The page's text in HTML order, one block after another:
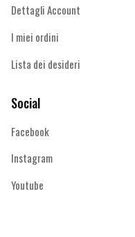
Dettagli Account
I miei ordini
Lista dei desideri
Social
Facebook
Instagram
Youtube